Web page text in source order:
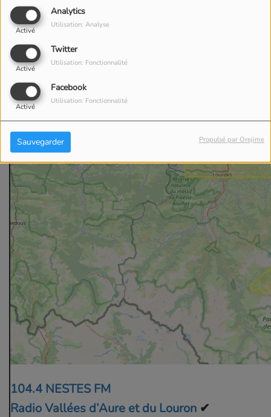
Analytics
Activé
Utilisation: Analyse
Twitter
Activé
Utilisation: Fonctionnalité
Facebook
Activé
Utilisation: Fonctionnalité
Sauvegarder Propulsé par Orejime
104.4 NESTES FM
Radio Vallées d’Aure et du Louron ✔